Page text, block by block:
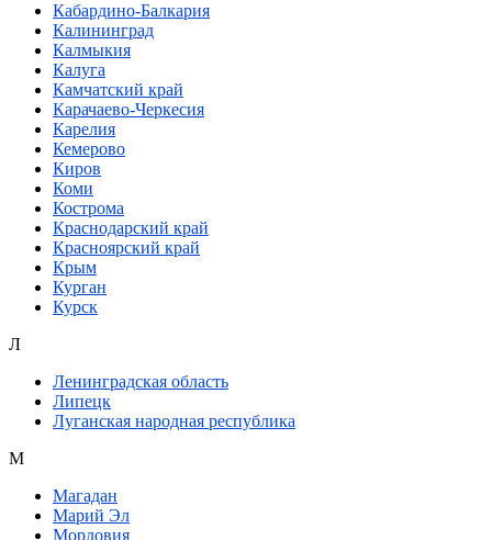
Кабардино-Балкария
Калининград
Калмыкия
Калуга
Камчатский край
Карачаево-Черкесия
Карелия
Кемерово
Киров
Коми
Кострома
Краснодарский край
Красноярский край
Крым
Курган
Курск
Л
Ленинградская область
Липецк
Луганская народная республика
М
Магадан
Марий Эл
Мордовия